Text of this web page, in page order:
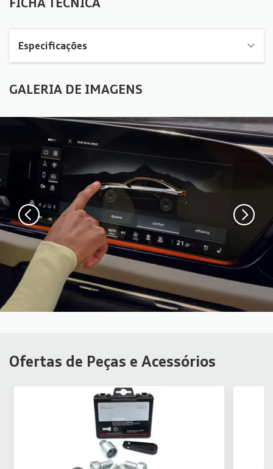
Especificações
GALERIA DE IMAGENS
Ofertas de Peças e Acessórios